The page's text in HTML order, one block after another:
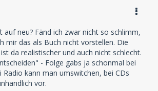
auf neu? Fänd ich zwar nicht so schlimm,
mir das als Buch nicht vorstellen. Die
da realistischer und auch nicht schlecht.
- Folge gabs ja schonmal bei
Radio kann man umswitchen, bei CDs
vor.